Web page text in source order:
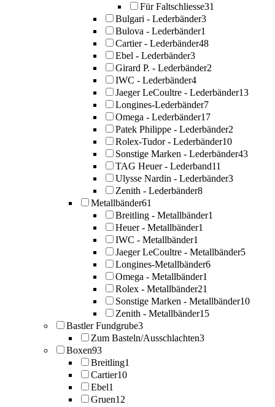
Für Faltschliesse31
Bulgari - Lederbänder3
Bulova - Lederbänder1
Cartier - Lederbänder48
Ebel - Lederbänder3
Girard P. - Lederbänder2
IWC - Lederbänder4
Jaeger LeCoultre - Lederbänder13
Longines-Lederbänder7
Omega - Lederbänder17
Patek Philippe - Lederbänder2
Rolex-Tudor - Lederbänder10
Sonstige Marken - Lederbänder43
TAG Heuer - Lederband11
Ulysse Nardin - Lederbänder3
Zenith - Lederbänder8
Metallbänder61
Breitling - Metallbänder1
Heuer - Metallbänder1
IWC - Metallbänder1
Jaeger LeCoultre - Metallbänder5
Longines-Metallbänder6
Omega - Metallbänder1
Rolex - Metallbänder21
Sonstige Marken - Metallbänder10
Zenith - Metallbänder15
Bastler Fundgrube3
Zum Basteln/Ausschlachten3
Boxen93
Breitling1
Cartier10
Ebel1
Gruen12